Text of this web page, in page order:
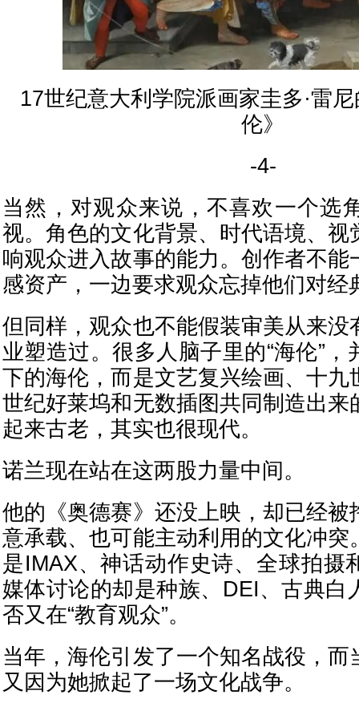
17世纪意大利学院派画家圭多·雷
伦》
-4-
当然，对观众来说，不喜欢一个选
视。角色的文化背景、时代语境、视
响观众进入故事的能力。创作者不能
感资产，一边要求观众忘掉他们对经
但同样，观众也不能假装审美从来没
业塑造过。很多人脑子里的“海伦”
下的海伦，而是文艺复兴绘画、十九
世纪好莱坞和无数插图共同制造出来
起来古老，其实也很现代。
诺兰现在站在这两股力量中间。
他的《奥德赛》还没上映，却已经被
意承载、也可能主动利用的文化冲突
是IMAX、神话动作史诗、全球拍摄
媒体讨论的却是种族、DEI、古典白
否又在“教育观众”。
当年，海伦引发了一个知名战役，而
又因为她掀起了一场文化战争。